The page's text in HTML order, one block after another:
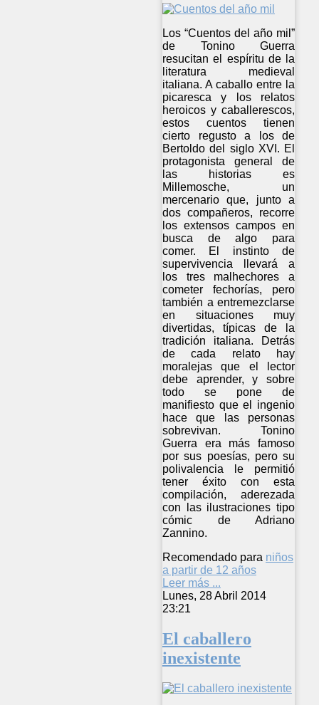
Los “Cuentos del año mil”
de Tonino Guerra
resucitan el espíritu de la
literatura medieval
italiana. A caballo entre la
picaresca y los relatos
heroicos y caballerescos,
estos cuentos tienen
cierto regusto a los de
Bertoldo del siglo XVI. El
protagonista general de
las historias es
Millemosche, un
mercenario que, junto a
dos compañeros, recorre
los extensos campos en
busca de algo para
comer. El instinto de
supervivencia llevará a
los tres malhechores a
cometer fechorías, pero
también a entremezclarse
en situaciones muy
divertidas, típicas de la
tradición italiana. Detrás
de cada relato hay
moralejas que el lector
debe aprender, y sobre
todo se pone de
manifiesto que el ingenio
hace que las personas
sobrevivan. Tonino
Guerra era más famoso
por sus poesías, pero su
polivalencia le permitió
tener éxito con esta
compilación, aderezada
con las ilustraciones tipo
cómic de Adriano
Zannino.
Recomendado para niños
a partir de 12 años
Leer más ...
Lunes, 28 Abril 2014
23:21
El caballero
inexistente